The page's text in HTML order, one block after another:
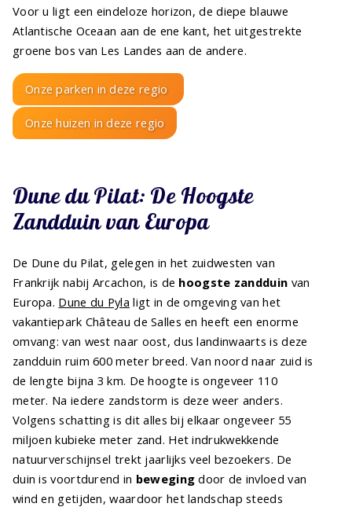
Voor u ligt een eindeloze horizon, de diepe blauwe
Atlantische Oceaan aan de ene kant, het uitgestrekte
groene bos van Les Landes aan de andere.
Onze parken in deze regio
Onze huizen in deze regio
Dune du Pilat: De Hoogste
Zandduin van Europa
De Dune du Pilat, gelegen in het zuidwesten van
Frankrijk nabij Arcachon, is de hoogste zandduin van
Europa. Dune du Pyla ligt in de omgeving van het
vakantiepark Château de Salles en heeft een enorme
omvang: van west naar oost, dus landinwaarts is deze
zandduin ruim 600 meter breed. Van noord naar zuid is
de lengte bijna 3 km. De hoogte is ongeveer 110
meter. Na iedere zandstorm is deze weer anders.
Volgens schatting is dit alles bij elkaar ongeveer 55
miljoen kubieke meter zand. Het indrukwekkende
natuurverschijnsel trekt jaarlijks veel bezoekers. De
duin is voortdurend in beweging door de invloed van
wind en getijden, waardoor het landschap steeds